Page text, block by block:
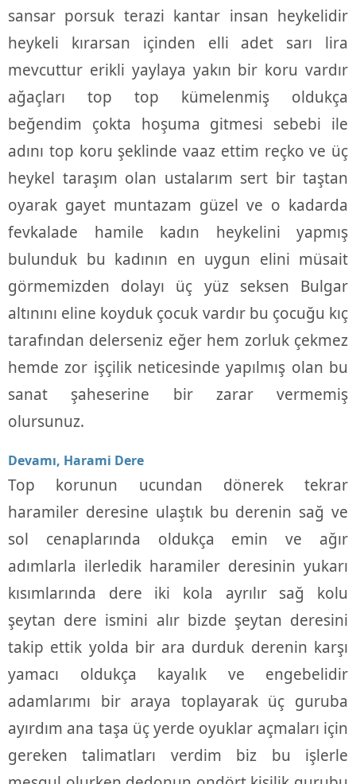
sansar porsuk terazi kantar insan heykelidir
heykeli kırarsan içinden elli adet sarı lira
mevcuttur erikli yaylaya yakın bir koru vardır
ağaçları top top kümelenmiş oldukça
beğendim çokta hoşuma gitmesi sebebi ile
adını top koru şeklinde vaaz ettim reçko ve üç
heykel taraşım olan ustalarım sert bir taştan
oyarak gayet muntazam güzel ve o kadarda
fevkalade hamile kadın heykelini yapmış
bulunduk bu kadının en uygun elini müsait
görmemizden dolayı üç yüz seksen Bulgar
altınını eline koyduk çocuk vardır bu çocuğu kıç
tarafından delerseniz eğer hem zorluk çekmez
hemde zor işçilik neticesinde yapılmış olan bu
sanat şaheserine bir zarar vermemiş
olursunuz.
Devamı, Harami Dere
Top korunun ucundan dönerek tekrar
haramiler deresine ulaştık bu derenin sağ ve
sol cenaplarında oldukça emin ve ağır
adımlarla ilerledik haramiler deresinin yukarı
kısımlarında dere iki kola ayrılır sağ kolu
şeytan dere ismini alır bizde şeytan deresini
takip ettik yolda bir ara durduk derenin karşı
yamacı oldukça kayalık ve engebelidir
adamlarımı bir araya toplayarak üç guruba
ayırdım ana taşa üç yerde oyuklar açmaları için
gereken talimatları verdim biz bu işlerle